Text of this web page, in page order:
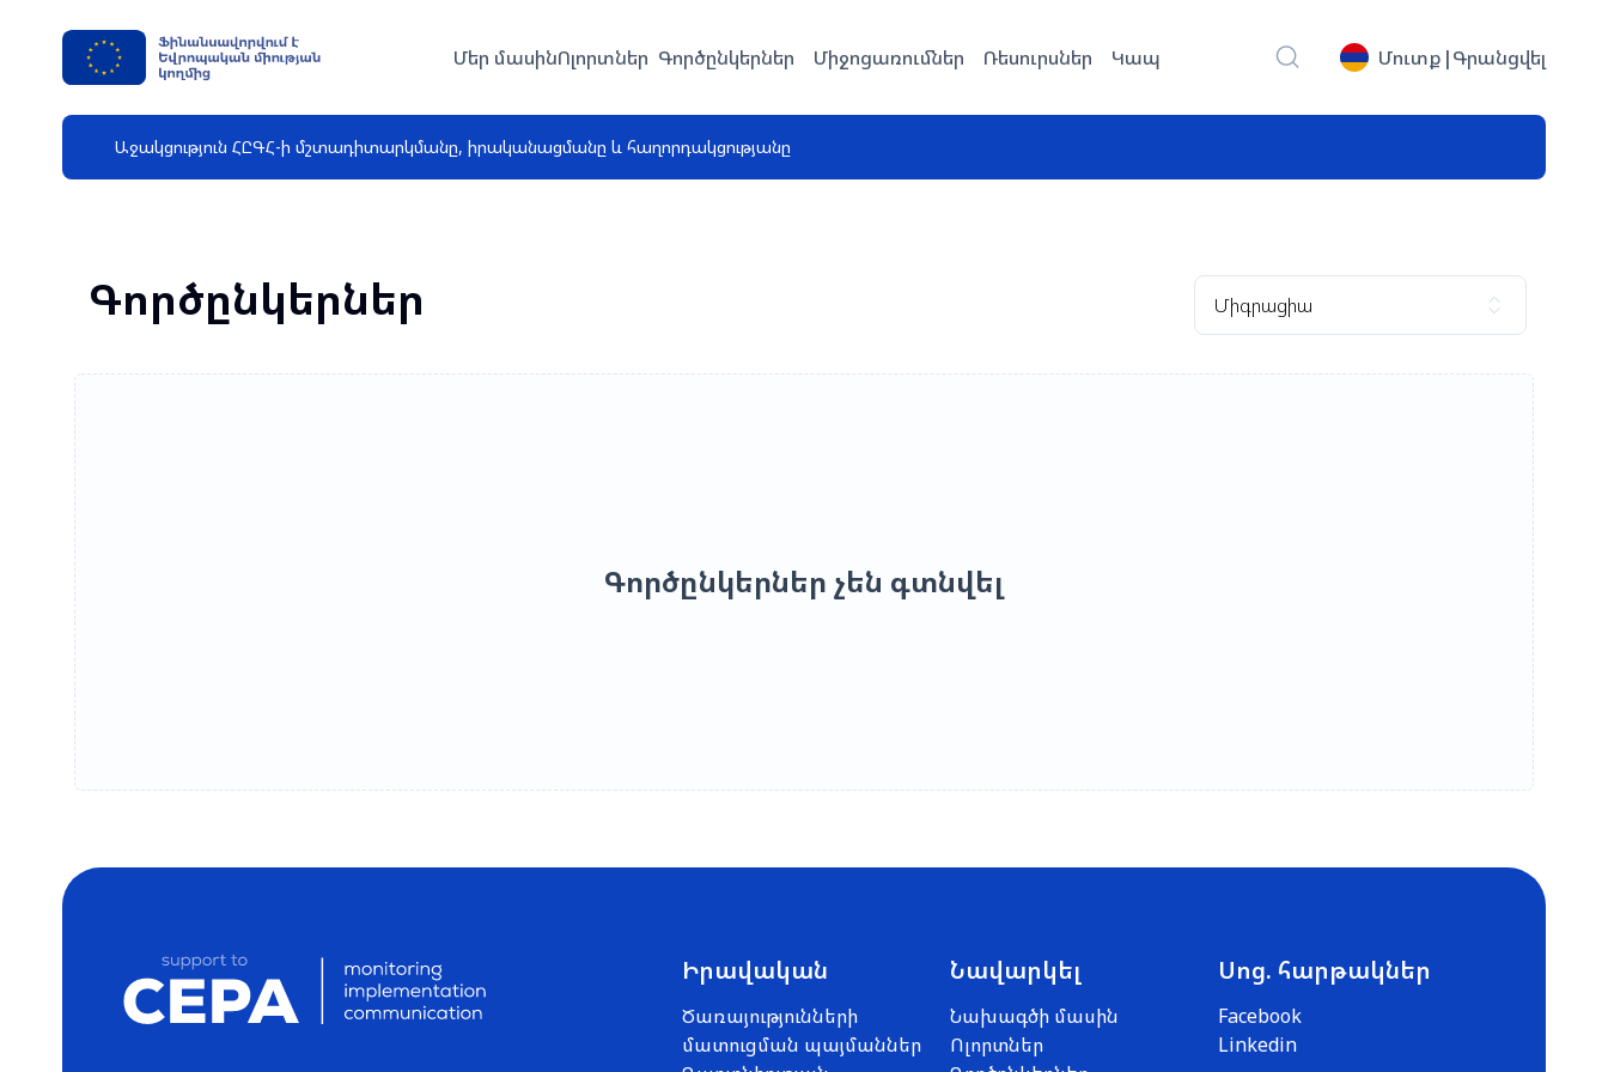
Մեր մասինՈլորտներ Գործընկերներ Միջոցառումներ Ռեսուրսներ Կապ Մուտք |Գրանցվել
Աջակցություն ՀԸԳՀ-ի մշտադիտարկմանը, իրականացմանը և հաղորդակցությանը
Գործընկերներ Միգրացիա
Գործընկերներ չեն գտնվել
Իրավական
Ծառայությունների
մատուցման պայմաններ
Նավարկել
Նախագծի մասին
Ոլորտներ
Սոց. հարթակներ
Facebook
Linkedin